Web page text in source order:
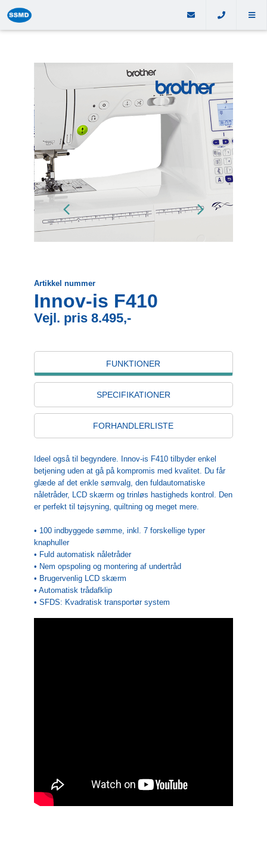
Artikkel nummer
Innov-is F410
Vejl. pris 8.495,-
FUNKTIONER
SPECIFIKATIONER
FORHANDLERLISTE
Ideel også til begyndere. Innov-is F410 tilbyder enkel
betjening uden at gå på kompromis med kvalitet. Du får
glæde af det enkle sømvalg, den fuldautomatiske
nåletråder, LCD skærm og trinløs hastigheds kontrol. Den
er perfekt til tøjsyning, quiltning og meget mere.
• 100 indbyggede sømme, inkl. 7 forskellige typer
knaphuller
• Fuld automatisk nåletråder
• Nem opspoling og montering af undertråd
• Brugervenlig LCD skærm
• Automatisk trådafklip
• SFDS: Kvadratisk transportør system